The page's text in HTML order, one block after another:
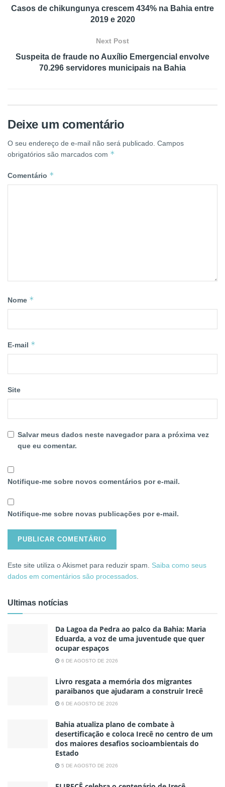
Casos de chikungunya crescem 434% na Bahia entre
2019 e 2020
Next Post
Suspeita de fraude no Auxílio Emergencial envolve
70.296 servidores municipais na Bahia
Deixe um comentário
O seu endereço de e-mail não será publicado. Campos
obrigatórios são marcados com *
Comentário *
Nome *
E-mail *
Site
Salvar meus dados neste navegador para a próxima vez
que eu comentar.
Notifique-me sobre novos comentários por e-mail.
Notifique-me sobre novas publicações por e-mail.
Este site utiliza o Akismet para reduzir spam. Saiba como seus
dados em comentários são processados
Ultimas notícias
Da Lagoa da Pedra ao palco da Bahia: Maria
Eduarda, a voz de uma juventude que quer
ocupar espaços
6 DE AGOSTO DE 2026
Livro resgata a memória dos migrantes
paraibanos que ajudaram a construir Irecê
6 DE AGOSTO DE 2026
Bahia atualiza plano de combate à
desertificação e coloca Irecê no centro de um
dos maiores desafios socioambientais do
Estado
5 DE AGOSTO DE 2026